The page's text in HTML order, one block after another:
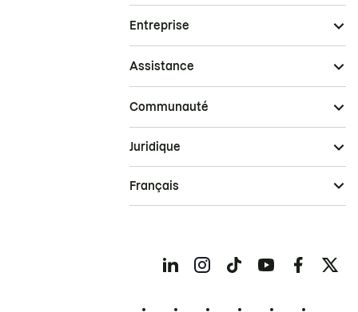
Entreprise
Assistance
Communauté
Juridique
Français